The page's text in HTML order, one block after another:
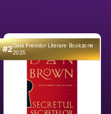
#2Gala Premilor Literare Bookzone
2025